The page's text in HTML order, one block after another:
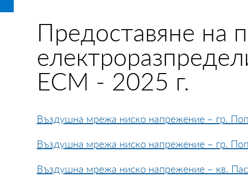
Предоставяне на
ЕСМ - 2025 г.
Въздушна мрежа ниско напрежение – гр.
Въздушна мрежа ниско напрежение – гр.
Въздушна мрежа ниско напрежение – кв.